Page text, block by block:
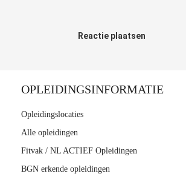
Reactie plaatsen
OPLEIDINGSINFORMATIE
Opleidingslocaties
Alle opleidingen
Fitvak / NL ACTIEF Opleidingen
BGN erkende opleidingen